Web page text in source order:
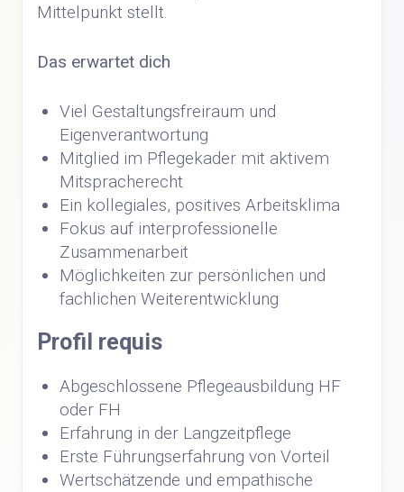
Mittelpunkt stellt.
Das erwartet dich
Viel Gestaltungsfreiraum und
Eigenverantwortung
Mitglied im Pflegekader mit aktivem
Mitspracherecht
Ein kollegiales, positives Arbeitsklima
Fokus auf interprofessionelle
Zusammenarbeit
Möglichkeiten zur persönlichen und
fachlichen Weiterentwicklung
Profil requis
Abgeschlossene Pflegeausbildung HF
oder FH
Erfahrung in der Langzeitpflege
Erste Führungserfahrung von Vorteil
Wertschätzende und empathische